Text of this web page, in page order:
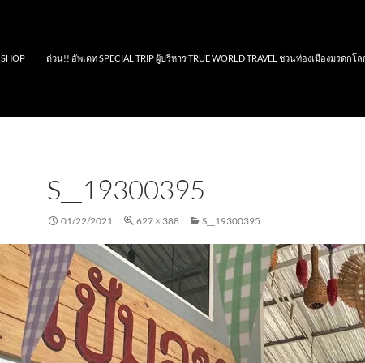
SHOP ด่วน!! อัพเดท SPECIAL TRIP ผู้บริหาร TRUE WORLD TRAVEL ชวนท่องเมืองมรดกโล
S__19300395
01/22/2021 627 × 388 S__19300395